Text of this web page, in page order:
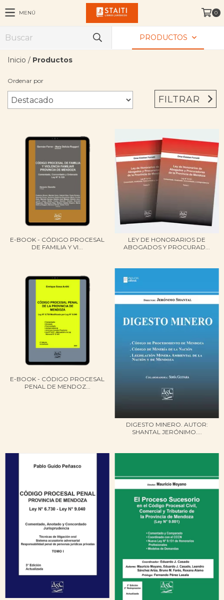
MENÚ 0
PRODUCTOS
Inicio / Productos
Ordenar por
FILTRAR
E-BOOK - CÓDIGO PROCESAL
DE FAMILIA Y VI...
LEY DE HONORARIOS DE
ABOGADOS Y PROCURAD...
E-BOOK - CÓDIGO PROCESAL
PENAL DE MENDOZ...
DIGESTO MINERO. AUTOR:
SHANTAL JERÓNIMO....